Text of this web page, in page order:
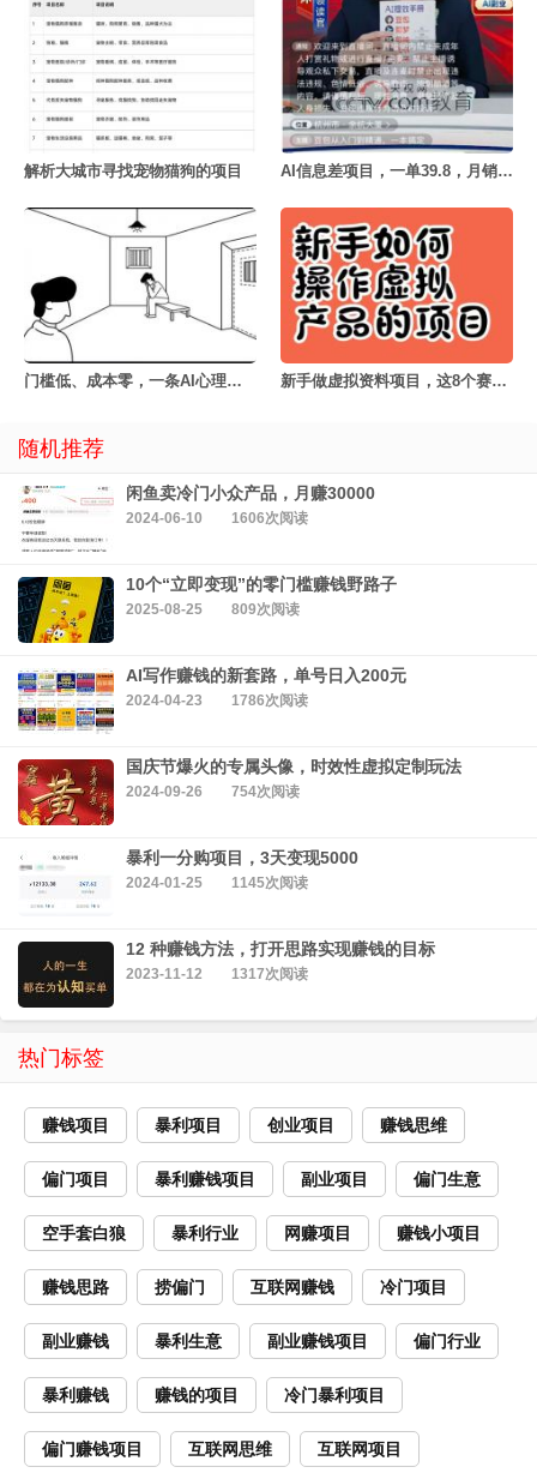
解析大城市寻找宠物猫狗的项目 AI信息差项目，一单39.8，月销量4000+
门槛低、成本零，一条AI心理学动画50块 新手做虚拟资料项目，这8个赛道值得认真看一眼
随机推荐
闲鱼卖冷门小众产品，月赚30000
2024-06-10 1606次阅读
10个“立即变现”的零门槛赚钱野路子
2025-08-25 809次阅读
AI写作赚钱的新套路，单号日入200元
2024-04-23 1786次阅读
国庆节爆火的专属头像，时效性虚拟定制玩法
2024-09-26 754次阅读
暴利一分购项目，3天变现5000
2024-01-25 1145次阅读
12 种赚钱方法，打开思路实现赚钱的目标
2023-11-12 1317次阅读
热门标签
赚钱项目 暴利项目 创业项目 赚钱思维
偏门项目 暴利赚钱项目 副业项目 偏门生意
空手套白狼 暴利行业 网赚项目 赚钱小项目
赚钱思路 捞偏门 互联网赚钱 冷门项目
副业赚钱 暴利生意 副业赚钱项目 偏门行业
暴利赚钱 赚钱的项目 冷门暴利项目
偏门赚钱项目 互联网思维 互联网项目